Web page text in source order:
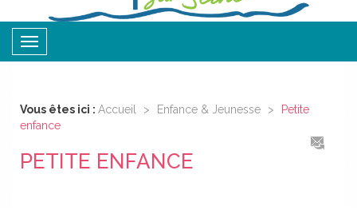
Toggle
navigation
Vous êtes ici : Accueil > Enfance & Jeunesse >
Petite
enfance
PETITE ENFANCE